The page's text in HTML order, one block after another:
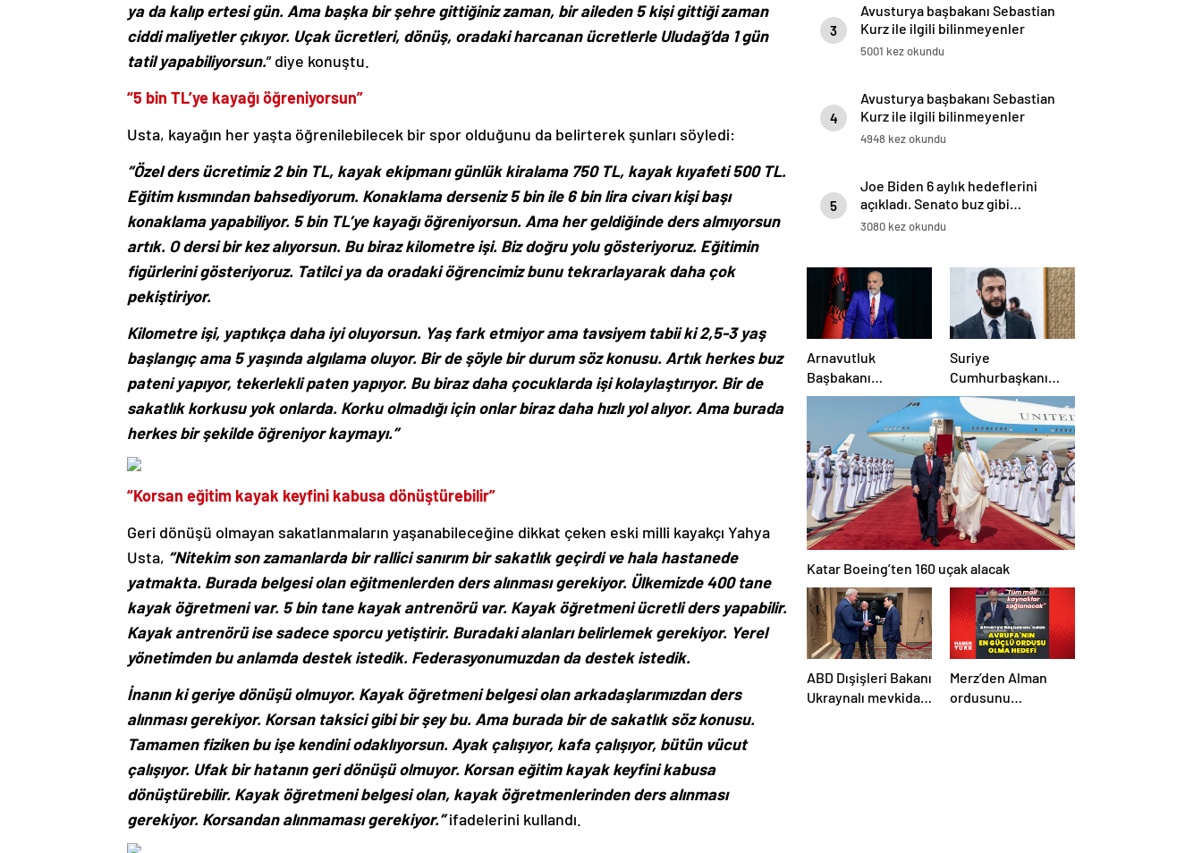
ya da kalıp ertesi gün. Ama başka bir şehre gittiğiniz zaman, bir aileden 5 kişi gittiği zaman
ciddi maliyetler çıkıyor. Uçak ücretleri, dönüş, oradaki harcanan ücretlerle Uludağ’da 1 gün
tatil yapabiliyorsun.” diye konuştu.
“5 bin TL’ye kayağı öğreniyorsun”
Usta, kayağın her yaşta öğrenilebilecek bir spor olduğunu da belirterek şunları söyledi:
“Özel ders ücretimiz 2 bin TL, kayak ekipmanı günlük kiralama 750 TL, kayak kıyafeti 500 TL.
Eğitim kısmından bahsediyorum. Konaklama derseniz 5 bin ile 6 bin lira civarı kişi başı
konaklama yapabiliyor. 5 bin TL’ye kayağı öğreniyorsun. Ama her geldiğinde ders almıyorsun
artık. O dersi bir kez alıyorsun. Bu biraz kilometre işi. Biz doğru yolu gösteriyoruz. Eğitimin
figürlerini gösteriyoruz. Tatilci ya da oradaki öğrencimiz bunu tekrarlayarak daha çok
pekiştiriyor.
Kilometre işi, yaptıkça daha iyi oluyorsun. Yaş fark etmiyor ama tavsiyem tabii ki 2,5-3 yaş
başlangıç ama 5 yaşında algılama oluyor. Bir de şöyle bir durum söz konusu. Artık herkes buz
pateni yapıyor, tekerlekli paten yapıyor. Bu biraz daha çocuklarda işi kolaylaştırıyor. Bir de
sakatlık korkusu yok onlarda. Korku olmadığı için onlar biraz daha hızlı yol alıyor. Ama burada
herkes bir şekilde öğreniyor kaymayı.”
“Korsan eğitim kayak keyfini kabusa dönüştürebilir”
Geri dönüşü olmayan sakatlanmaların yaşanabileceğine dikkat çeken eski milli kayakçı Yahya
Usta, “Nitekim son zamanlarda bir rallici sanırım bir sakatlık geçirdi ve hala hastanede
yatmakta. Burada belgesi olan eğitmenlerden ders alınması gerekiyor. Ülkemizde 400 tane
kayak öğretmeni var. 5 bin tane kayak antrenörü var. Kayak öğretmeni ücretli ders yapabilir.
Kayak antrenörü ise sadece sporcu yetiştirir. Buradaki alanları belirlemek gerekiyor. Yerel
yönetimden bu anlamda destek istedik. Federasyonumuzdan da destek istedik.
İnanın ki geriye dönüşü olmuyor. Kayak öğretmeni belgesi olan arkadaşlarımızdan ders
alınması gerekiyor. Korsan taksici gibi bir şey bu. Ama burada bir de sakatlık söz konusu.
Tamamen fiziken bu işe kendini odaklıyorsun. Ayak çalışıyor, kafa çalışıyor, bütün vücut
çalışıyor. Ufak bir hatanın geri dönüşü olmuyor. Korsan eğitim kayak keyfini kabusa
dönüştürebilir. Kayak öğretmeni belgesi olan, kayak öğretmenlerinden ders alınması
gerekiyor. Korsandan alınmaması gerekiyor.”ifadelerini kullandı.
3
Avusturya başbakanı Sebastian
Kurz ile ilgili bilinmeyenler
5001 kez okundu
4
Avusturya başbakanı Sebastian
Kurz ile ilgili bilinmeyenler
4948 kez okundu
5
Joe Biden 6 aylık hedeflerini
açıkladı. Senato buz gibi…
3080 kez okundu
Arnavutluk
Başbakanı
Rama’dan AB’ye
üyelik hedefi
Suriye
Cumhurbaşkanı
Şara: Erdoğan
sözünü yerine
getirdi. Trump’a da
çok teşekkür
ederim
Katar Boeing’ten 160 uçak alacak
ABD Dışişleri Bakanı
Ukraynalı mevkidaşı
Merz’den Alman
ordusunu